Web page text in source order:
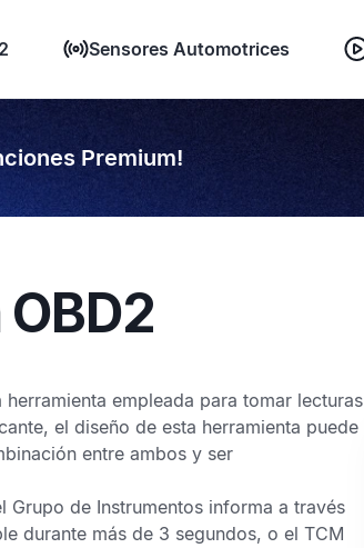
Sensores Automotrices
Premium!
OBD2
empleada para tomar lecturas
el diseño de esta herramienta puede
entre ambos y ser
Grupo de Instrumentos informa a través
durante más de 3 segundos, o el TCM